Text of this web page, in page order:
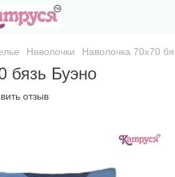
Наволочки Наволочка 70х70
бязь Буэно
отзыв